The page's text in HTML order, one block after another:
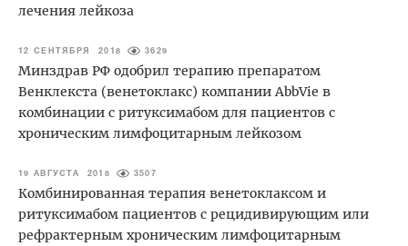
лечения лейкоза
12 СЕНТЯБРЯ 2018 3629
Минздрав РФ одобрил терапию препаратом
Венклекста (венетоклакс) компании AbbVie в
комбинации с ритуксимабом для пациентов с
хроническим лимфоцитарным лейкозом
19 АВГУСТА 2018 3507
Комбинированная терапия венетоклаксом и
ритуксимабом пациентов с рецидивирующим или
рефрактерным хроническим лимфоцитарным